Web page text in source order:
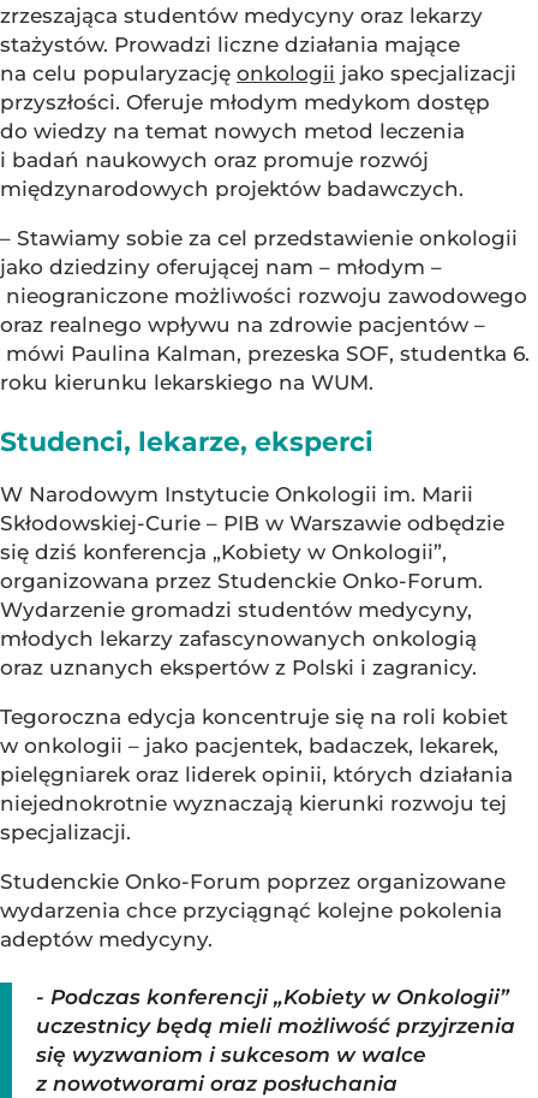
zrzeszająca studentów medycyny oraz lekarzy
stażystów. Prowadzi liczne działania mające
na celu popularyzację onkologii jako specjalizacji
przyszłości. Oferuje młodym medykom dostęp
do wiedzy na temat nowych metod leczenia
i badań naukowych oraz promuje rozwój
międzynarodowych projektów badawczych.
– Stawiamy sobie za cel przedstawienie onkologii
jako dziedziny oferującej nam – młodym –
nieograniczone możliwości rozwoju zawodowego
oraz realnego wpływu na zdrowie pacjentów –
mówi Paulina Kalman, prezeska SOF, studentka 6.
roku kierunku lekarskiego na WUM.
Studenci, lekarze, eksperci
W Narodowym Instytucie Onkologii im. Marii
Skłodowskiej-Curie – PIB w Warszawie odbędzie
się dziś konferencja „Kobiety w Onkologii”,
organizowana przez Studenckie Onko-Forum.
Wydarzenie gromadzi studentów medycyny,
młodych lekarzy zafascynowanych onkologią
oraz uznanych ekspertów z Polski i zagranicy.
Tegoroczna edycja koncentruje się na roli kobiet
w onkologii – jako pacjentek, badaczek, lekarek,
pielęgniarek oraz liderek opinii, których działania
niejednokrotnie wyznaczają kierunki rozwoju tej
specjalizacji.
Studenckie Onko-Forum poprzez organizowane
wydarzenia chce przyciągnąć kolejne pokolenia
adeptów medycyny.
- Podczas konferencji „Kobiety w Onkologii”
uczestnicy będą mieli możliwość przyjrzenia
się wyzwaniom i sukcesom w walce
z nowotworami oraz posłuchania